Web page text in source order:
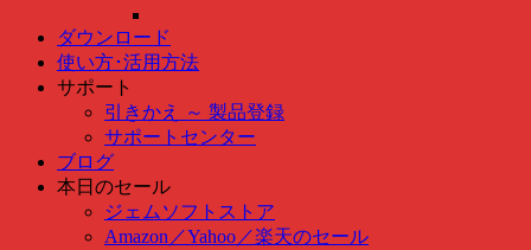
ダウンロード
使い方･活用方法
サポート
引きかえ ～ 製品登録
サポートセンター
ブログ
本日のセール
ジェムソフトストア
Amazon ／Yahoo ／楽天のセール